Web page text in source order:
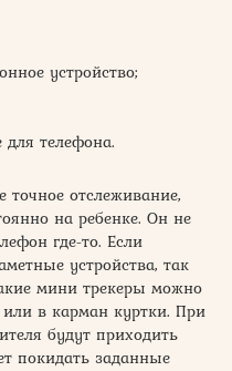
устройство;
телефона.
точное отслеживание,
на ребенке. Он не
где-то. Если
устройства, так
мини трекеры можно
в карман куртки. При
будут приходить
покидать заданные